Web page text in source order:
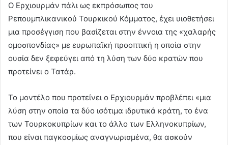
Ο Ερχιουρμάν πάλι ως εκπρόσωπος του
Ρεπουμπλικανικού Τουρκικού Κόμματος, έχει υιοθετήσει
μια προσέγγιση που βασίζεται στην έννοια της «χαλαρής
ομοσπονδίας» με ευρωπαϊκή προοπτική η οποία στην
ουσία δεν ξεφεύγει από τη λύση των δύο κρατών που
προτείνει ο Τατάρ.
Το μοντέλο που προτείνει ο Ερχιουρμάν προβλέπει «μια
λύση στην οποία τα δύο ισότιμα ιδρυτικά κράτη, το ένα
των Τουρκοκυπρίων και το άλλο των Ελληνοκυπρίων,
που είναι παγκοσμίως αναγνωρισμένα, θα ασκούν